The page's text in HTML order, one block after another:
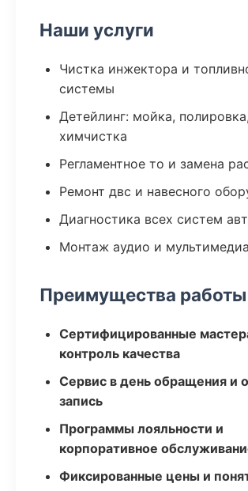
Наши услуги
Чистка инжектора и
системы
Детейлинг: мойка, полировка,
химчистка
Регламентное то и замена
Ремонт двс и навесного
Диагностика всех систем
Монтаж аудио и мультимедиа
Преимущества
Сертифицированные
контроль качества
Сервис в день обращения и
запись
Программы лояльности и
корпоративное
Фиксированные цены и